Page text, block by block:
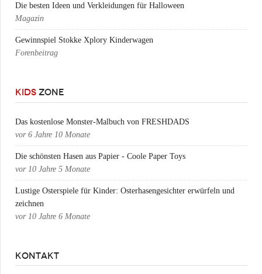
Die besten Ideen und Verkleidungen für Halloween
Magazin
Gewinnspiel Stokke Xplory Kinderwagen
Forenbeitrag
KIDS ZONE
Das kostenlose Monster-Malbuch von FRESHDADS
vor 6 Jahre 10 Monate
Die schönsten Hasen aus Papier - Coole Paper Toys
vor 10 Jahre 5 Monate
Lustige Osterspiele für Kinder: Osterhasengesichter erwürfeln und
zeichnen
vor 10 Jahre 6 Monate
KONTAKT